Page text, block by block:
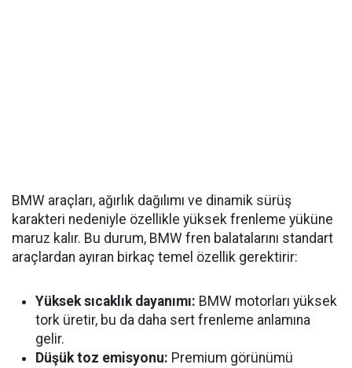
BMW araçları, ağırlık dağılımı ve dinamik sürüş
karakteri nedeniyle özellikle yüksek frenleme yüküne
maruz kalır. Bu durum, BMW fren balatalarını standart
araçlardan ayıran birkaç temel özellik gerektirir:
Yüksek sıcaklık dayanımı: BMW motorları yüksek
tork üretir, bu da daha sert frenleme anlamına
gelir.
Düşük toz emisyonu: Premium görünümü